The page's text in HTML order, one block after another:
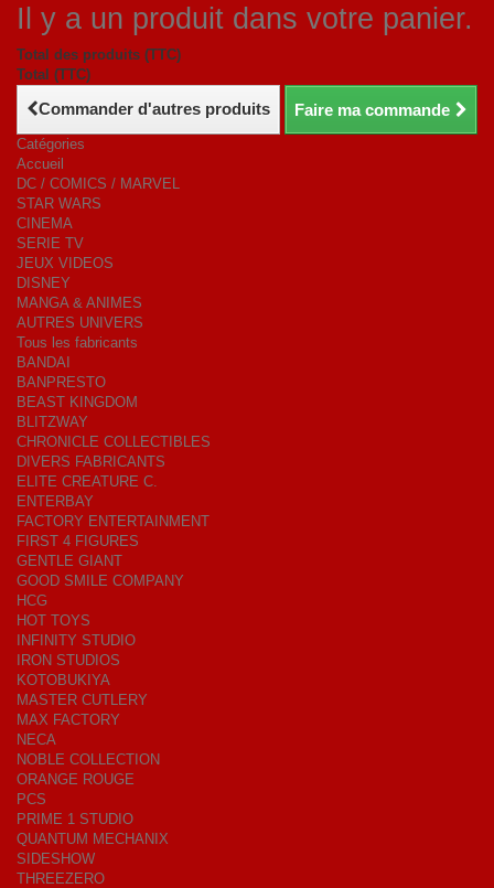
Il y a un produit dans votre panier.
Total des produits (TTC)
Total (TTC)
Commander d'autres produits Faire ma commande
Catégories
Accueil
DC / COMICS / MARVEL
STAR WARS
CINEMA
SERIE TV
JEUX VIDEOS
DISNEY
MANGA & ANIMES
AUTRES UNIVERS
Tous les fabricants
BANDAI
BANPRESTO
BEAST KINGDOM
BLITZWAY
CHRONICLE COLLECTIBLES
DIVERS FABRICANTS
ELITE CREATURE C.
ENTERBAY
FACTORY ENTERTAINMENT
FIRST 4 FIGURES
GENTLE GIANT
GOOD SMILE COMPANY
HCG
HOT TOYS
INFINITY STUDIO
IRON STUDIOS
KOTOBUKIYA
MASTER CUTLERY
MAX FACTORY
NECA
NOBLE COLLECTION
ORANGE ROUGE
PCS
PRIME 1 STUDIO
QUANTUM MECHANIX
SIDESHOW
THREEZERO